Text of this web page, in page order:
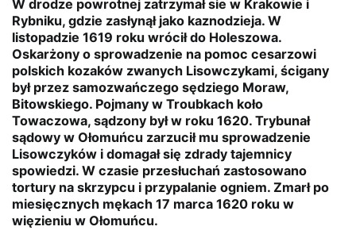
W drodze powrotnej zatrzymał sie w Krakowie i
Rybniku, gdzie zasłynął jako kaznodzieja. W
listopadzie 1619 roku wrócił do Holeszowa.
Oskarżony o sprowadzenie na pomoc cesarzowi
polskich kozaków zwanych Lisowczykami, ścigany
był przez samozwańczego sędziego Moraw,
Bitowskiego. Pojmany w Troubkach koło
Towaczowa, sądzony był w roku 1620. Trybunał
sądowy w Ołomuńcu zarzucił mu sprowadzenie
Lisowczyków i domagał się zdrady tajemnicy
spowiedzi. W czasie przesłuchań zastosowano
tortury na skrzypcu i przypalanie ogniem. Zmarł po
miesięcznych mękach 17 marca 1620 roku w
więzieniu w Ołomuńcu.